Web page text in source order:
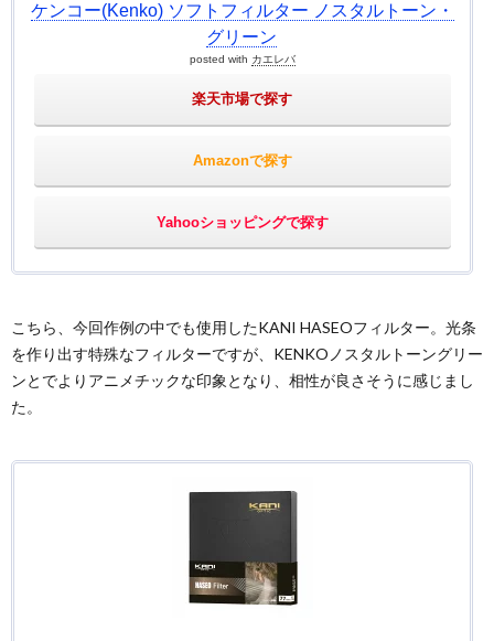
ケンコー(Kenko) ソフトフィルター ノスタルトーン・
グリーン
posted with カエレバ
楽天市場で探す
Amazonで探す
Yahooショッピングで探す
こちら、今回作例の中でも使用したKANI HASEOフィルター。光条
を作り出す特殊なフィルターですが、KENKOノスタルトーングリー
ンとでよりアニメチックな印象となり、相性が良さそうに感じまし
た。